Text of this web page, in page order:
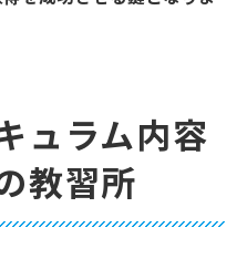
ュラム内容
教習所